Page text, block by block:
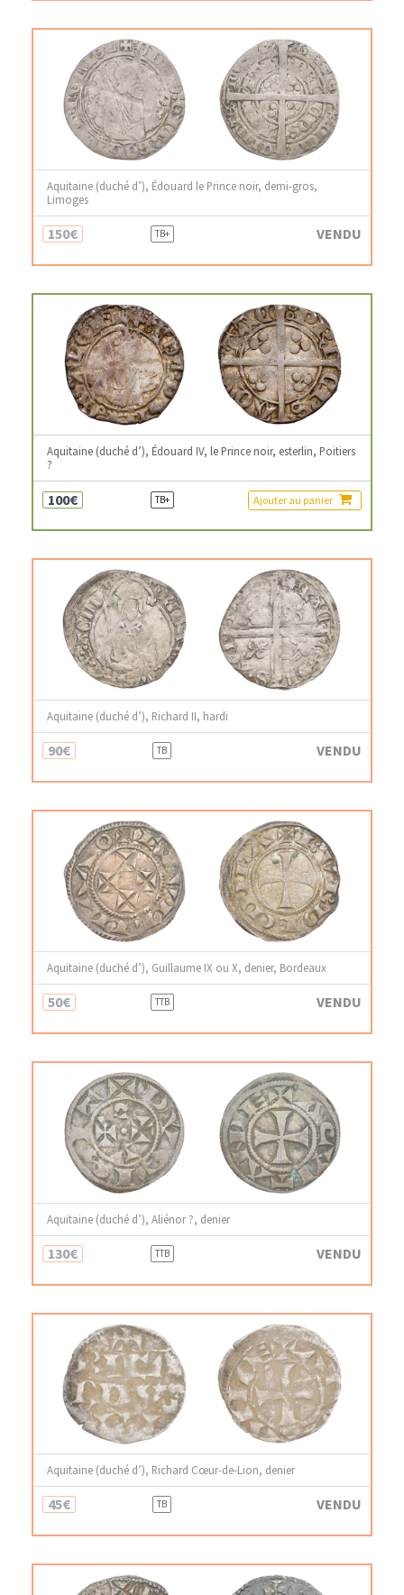
Aquitaine (duché d’), Édouard le Prince noir, demi-gros,
Limoges
150€ TB+ VENDU
Aquitaine (duché d’), Édouard IV, le Prince noir, esterlin, Poitiers
?
100€ TB+ Ajouter au panier
Aquitaine (duché d’), Richard II, hardi
90€ TB VENDU
Aquitaine (duché d’), Guillaume IX ou X, denier, Bordeaux
50€ TTB VENDU
Aquitaine (duché d’), Aliénor ?, denier
130€ TTB VENDU
Aquitaine (duché d’), Richard Cœur-de-Lion, denier
45€ TB VENDU